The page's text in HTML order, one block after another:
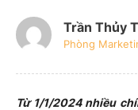
Trần Thủy
Phòng
Từ 1/1/2024 nhiều